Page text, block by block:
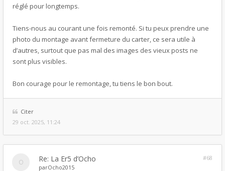
réglé pour longtemps.
Tiens-nous au courant une fois remonté. Si tu peux prendre une
photo du montage avant fermeture du carter, ce sera utile à
d’autres, surtout que pas mal des images des vieux posts ne
sont plus visibles.
Bon courage pour le remontage, tu tiens le bon bout.
Citer
29 oct. 2025, 11:24
Re: La Er5 d’Ocho
#68
parOcho2015